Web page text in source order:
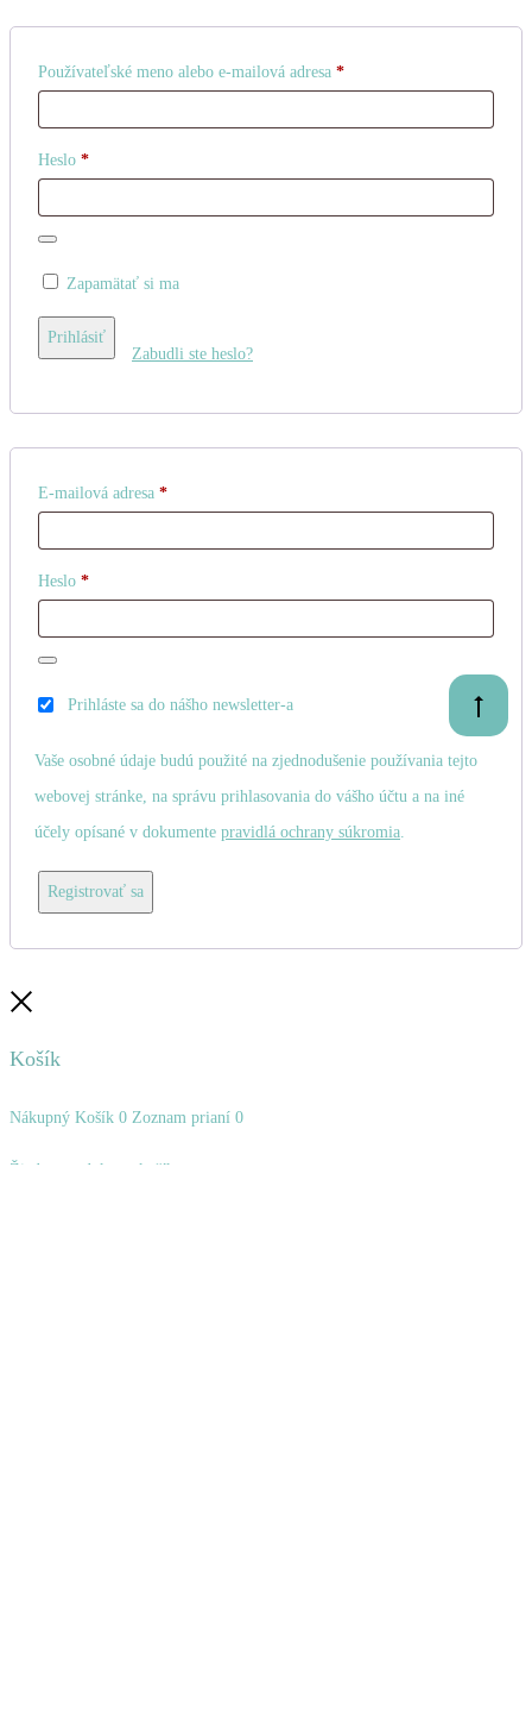
Používateľské meno alebo e-mailová adresa *Povinné
Heslo *Povinné
Zapamätať si ma
Prihlásiť
Zabudli ste heslo?
E-mailová adresa *Povinné
Heslo *Povinné
Prihláste sa do nášho newsletter-a
Vaše osobné údaje budú použité na zjednodušenie používania tejto
webovej stránke, na správu prihlasovania do vášho účtu a na iné
účely opísané v dokumente pravidlá ochrany súkromia
Registrovať sa
Košík
Nákupný Košík 0 Zoznam prianí 0
Žiadne produkty v košíku.